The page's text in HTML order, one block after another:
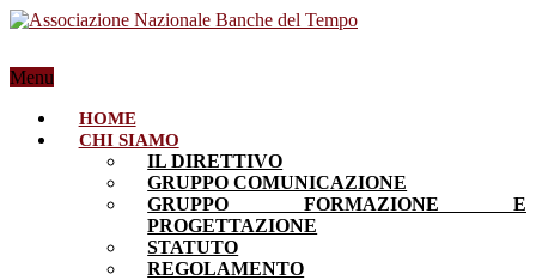
Menu
HOME
CHI SIAMO
IL DIRETTIVO
GRUPPO COMUNICAZIONE
GRUPPO FORMAZIONE E
PROGETTAZIONE
STATUTO
REGOLAMENTO